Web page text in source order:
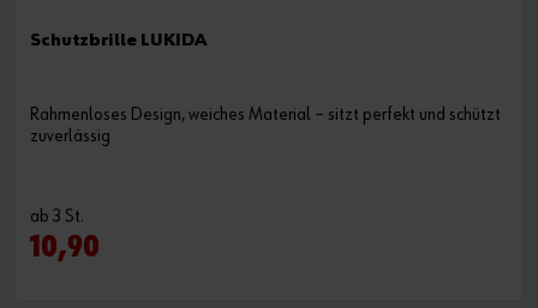
Schutzbrille LUKIDA
Rahmenloses Design, weiches Material – sitzt perfekt und schützt
zuverlässig
ab 3 St.
10,90